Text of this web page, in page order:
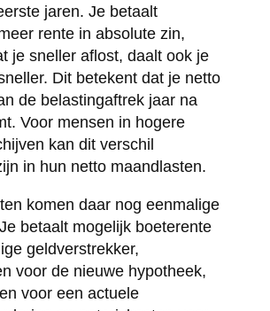
jaren. Je betaalt
rente in absolute zin,
je sneller aflost, daalt ook je
Dit betekent dat je netto
de belastingaftrek jaar na
Voor mensen in hogere
kan dit verschil
in hun netto maandlasten.
komen daar nog eenmalige
betaalt mogelijk boeterente
geldverstrekker,
voor de nieuwe hypotheek,
voor een actuele